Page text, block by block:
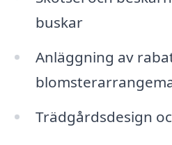
buskar
Anläggning av
Trädgårdsdesign